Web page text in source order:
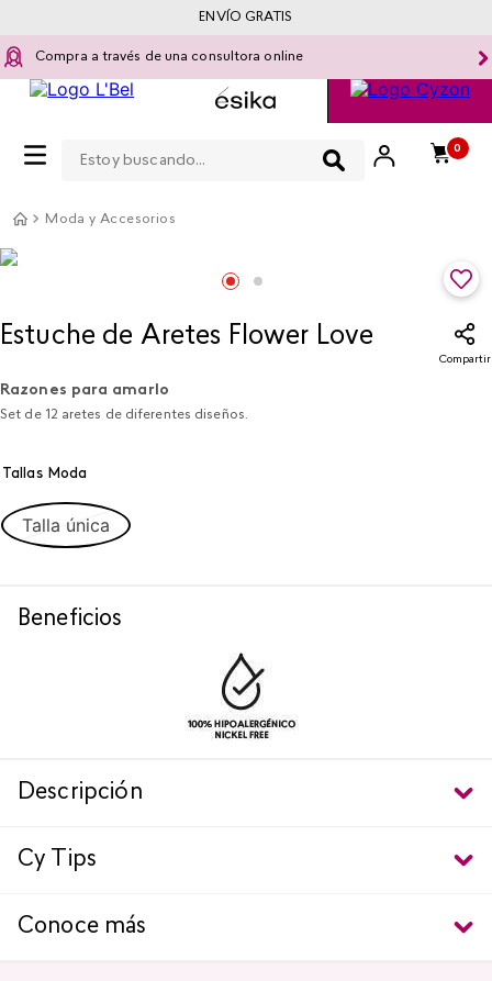
Compra a través de una consultora online
0
ENVÍO GRATIS
Moda y Accesorios
Estuche de Aretes Flower Love
Compartir
Razones para amarlo
Set de 12 aretes de diferentes diseños.
Tallas Moda
Talla única
Beneficios
Descripción
Cy Tips
Conoce más